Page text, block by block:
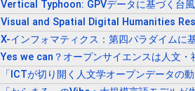
Vertical Typhoon: GPVデータに基づく台
Visual and Spatial Digital Humanities
X-インフォマティクス：第四パラダイムに
Yes we can？オープンサイエンスは人文・
「ICTが切り開く人文学オープンデータの